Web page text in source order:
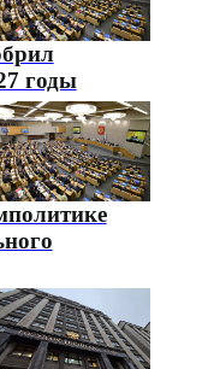
годы